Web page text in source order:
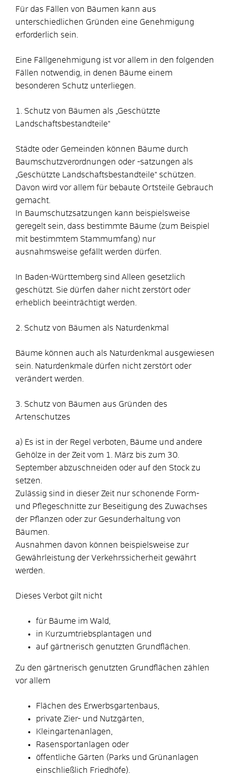
Für das Fällen von Bäumen kann aus
unterschiedlichen Gründen eine Genehmigung
erforderlich sein.
Eine Fällgenehmigung ist vor allem in den folgenden
Fällen notwendig, in denen Bäume einem
besonderen Schutz unterliegen.
1. Schutz von Bäumen als „Geschützte
Landschaftsbestandteile“
Städte oder Gemeinden können Bäume durch
Baumschutzverordnungen oder -satzungen als
„Geschützte Landschaftsbestandteile“ schützen.
Davon wird vor allem für bebaute Ortsteile Gebrauch
gemacht.
In Baumschutzsatzungen kann beispielsweise
geregelt sein, dass bestimmte Bäume (zum Beispiel
mit bestimmtem Stammumfang) nur
ausnahmsweise gefällt werden dürfen.
In Baden-Württemberg sind Alleen gesetzlich
geschützt. Sie dürfen daher nicht zerstört oder
erheblich beeinträchtigt werden.
2. Schutz von Bäumen als Naturdenkmal
Bäume können auch als Naturdenkmal ausgewiesen
sein. Naturdenkmale dürfen nicht zerstört oder
verändert werden.
3. Schutz von Bäumen aus Gründen des
Artenschutzes
a) Es ist in der Regel verboten, Bäume und andere
Gehölze in der Zeit vom 1. März bis zum 30.
September abzuschneiden oder auf den Stock zu
setzen.
Zulässig sind in dieser Zeit nur schonende Form-
und Pflegeschnitte zur Beseitigung des Zuwachses
der Pflanzen oder zur Gesunderhaltung von
Bäumen.
Ausnahmen davon können beispielsweise zur
Gewährleistung der Verkehrssicherheit gewährt
werden.
Dieses Verbot gilt nicht
für Bäume im Wald,
in Kurzumtriebsplantagen und
auf gärtnerisch genutzten Grundflächen.
Zu den gärtnerisch genutzten Grundflächen zählen
vor allem
Flächen des Erwerbsgartenbaus,
private Zier- und Nutzgärten,
Kleingartenanlagen,
Rasensportanlagen oder
öffentliche Gärten (Parks und Grünanlagen
einschließlich Friedhöfe)